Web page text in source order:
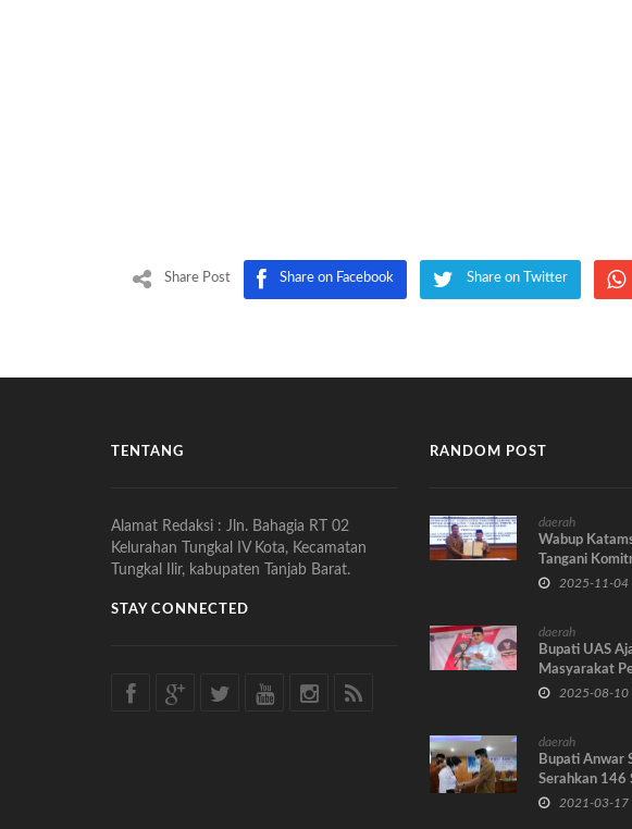
Share Post Share on Facebook Share on Twitter
TENTANG
Alamat Redaksi : Jln. Bahagia RT 02
Kelurahan Tungkal IV Kota, Kecamatan
Tungkal Ilir, kabupaten Tanjab Barat.
STAY CONNECTED
RANDOM POST
daerah
Wabup
Tangani
Bersama
Jabung dan
2025-11-04
daerah
Bupati UAS
Masyarakat
Persatuan dan
2025-08-10
daerah
Bupati Anwar
Serahkan 146
2021-03-17